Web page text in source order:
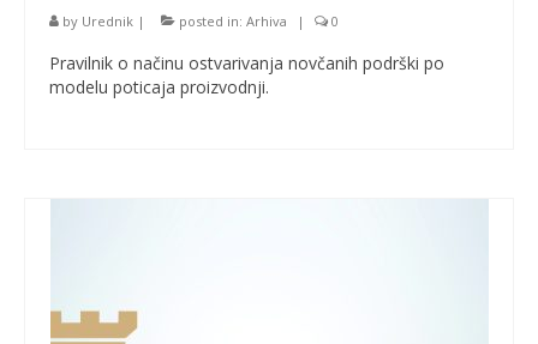
by Urednik | posted in: Arhiva | 0
Pravilnik o načinu ostvarivanja novčanih podrški po
modelu poticaja proizvodnji.